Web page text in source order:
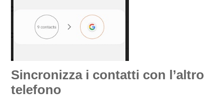
Sincronizza i contatti con l’altro
telefono